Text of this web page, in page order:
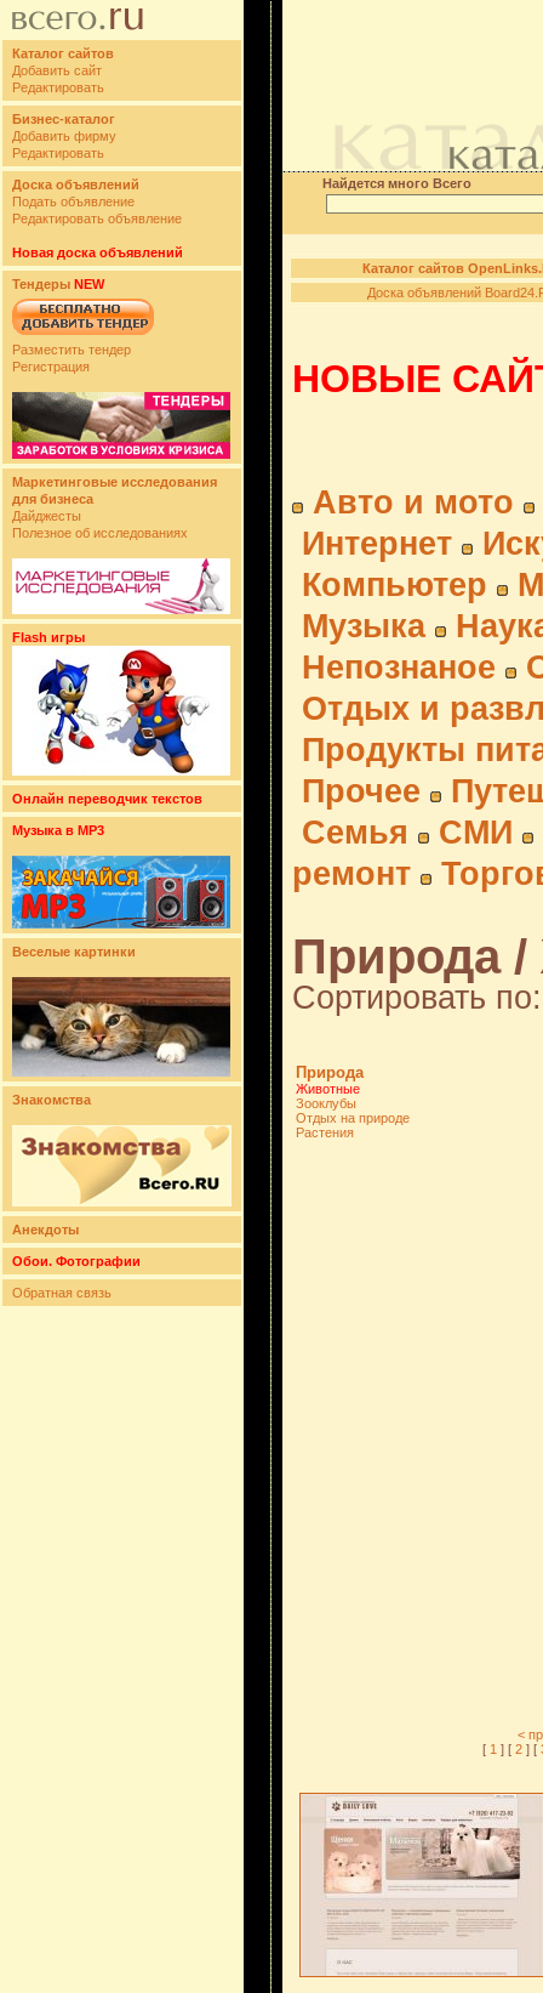
Каталог сайтов
Добавить сайт
Редактировать
Бизнес-каталог
Добавить фирму
Редактировать
Доска объявлений
Подать объявление
Редактировать объявление
Новая доска объявлений
Тендеры NEW
Разместить тендер
Регистрация
Маркетинговые исследования
для бизнеса
Дайджесты
Полезное об исследованиях
Flash игры
Онлайн переводчик текстов
Музыка в MP3
Веселые картинки
Знакомства
Анекдоты
Обои. Фотографии
Обратная связь
Найдется много Всего
Каталог сайтов
Доска объявлений
НОВЫЕ
Авто и мото
Интернет
Компьютер
Музыка
Непознаное
Отдых и
Продукты
Прочее
Семья
СМИ
ремонт
Природа
Сортировать
Природа
Животные
Зооклубы
Отдых на природе
Растения
<
[1 ] [2 ] [